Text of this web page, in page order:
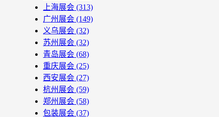
上海展会 (313)
广州展会 (149)
义乌展会 (32)
苏州展会 (32)
青岛展会 (68)
重庆展会 (25)
西安展会 (27)
杭州展会 (59)
郑州展会 (58)
包装展会 (37)